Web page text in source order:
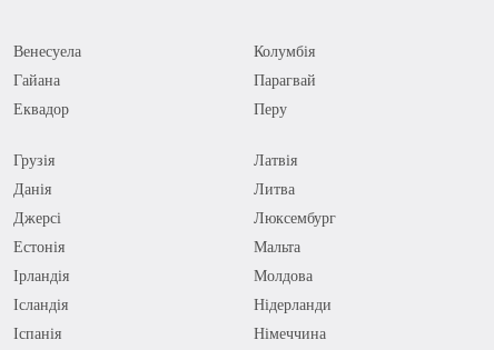
Венесуела
Гайана
Еквадор
Колумбія
Парагвай
Перу
Грузія
Данія
Джерсі
Естонія
Ірландія
Ісландія
Іспанія
Латвія
Литва
Люксембург
Мальта
Молдова
Нідерланди
Німеччина